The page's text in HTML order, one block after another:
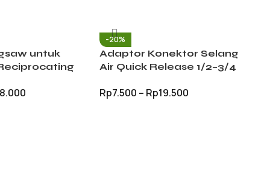
untuk
-20%
Adaptor Konektor Selang
Air Quick Release 1/2–3/4
Rp7.500 – Rp19.500